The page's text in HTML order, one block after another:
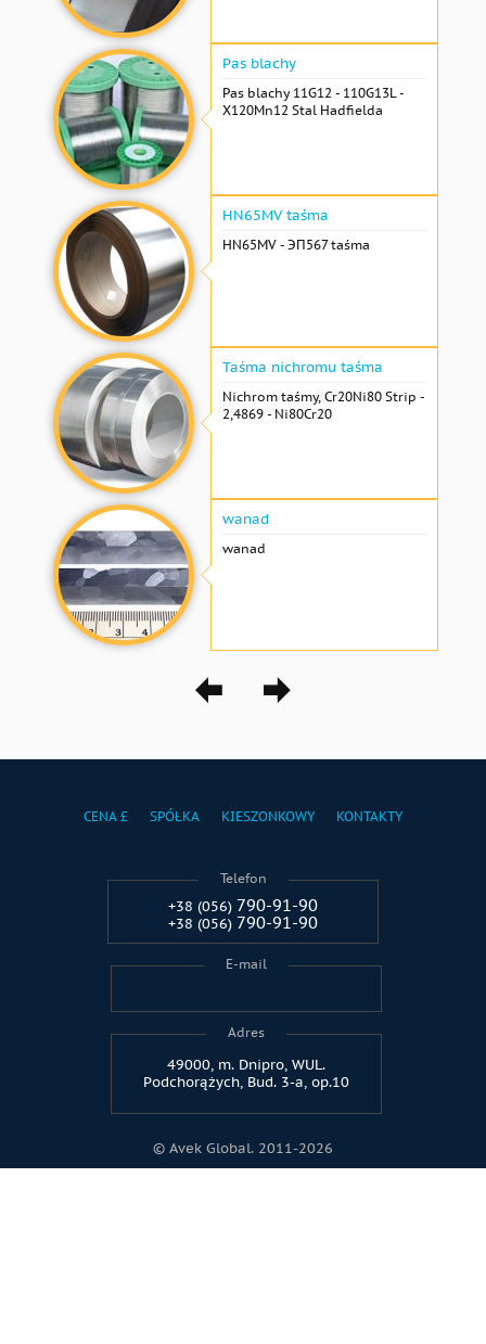
Pas blachy
Pas blachy 11G12 - 110G13L -
X120Mn12 Stal Hadfielda
HN65MV taśma
HN65MV - ЭП567 taśma
Taśma nichromu taśma
Nichrom taśmy, Cr20Ni80 Strip -
2,4869 - Ni80Cr20
wanad
wanad
© Avek Global. 2011-2026
CENA £ SPÓŁKA KIESZONKOWY KONTAKTY
Telefon
+38 (056) 790-91-90
+38 (056) 790-91-90
E-mail
Adres
49000, m. Dnipro, WUL.
Podchorążych, Bud. 3-a, op.10